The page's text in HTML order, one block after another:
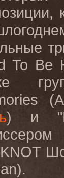
To Be
(
) и "
).